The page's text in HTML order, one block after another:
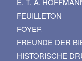
FEUILLETON
FOYER
FREUNDE DER
HISTORISCHE